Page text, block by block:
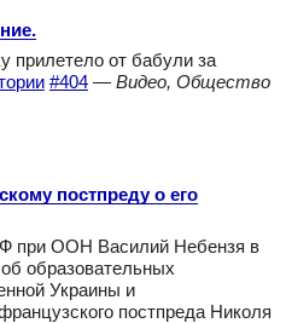
прилетело от бабули за
#404 — Видео, Общество
постпреду о его
при ООН Василий Небензя в
образовательных
Украины и
постпреда Николя